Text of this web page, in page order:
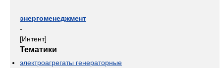
энергоменеджмент
-
[Интент]
Тематики
электроагрегаты генераторные